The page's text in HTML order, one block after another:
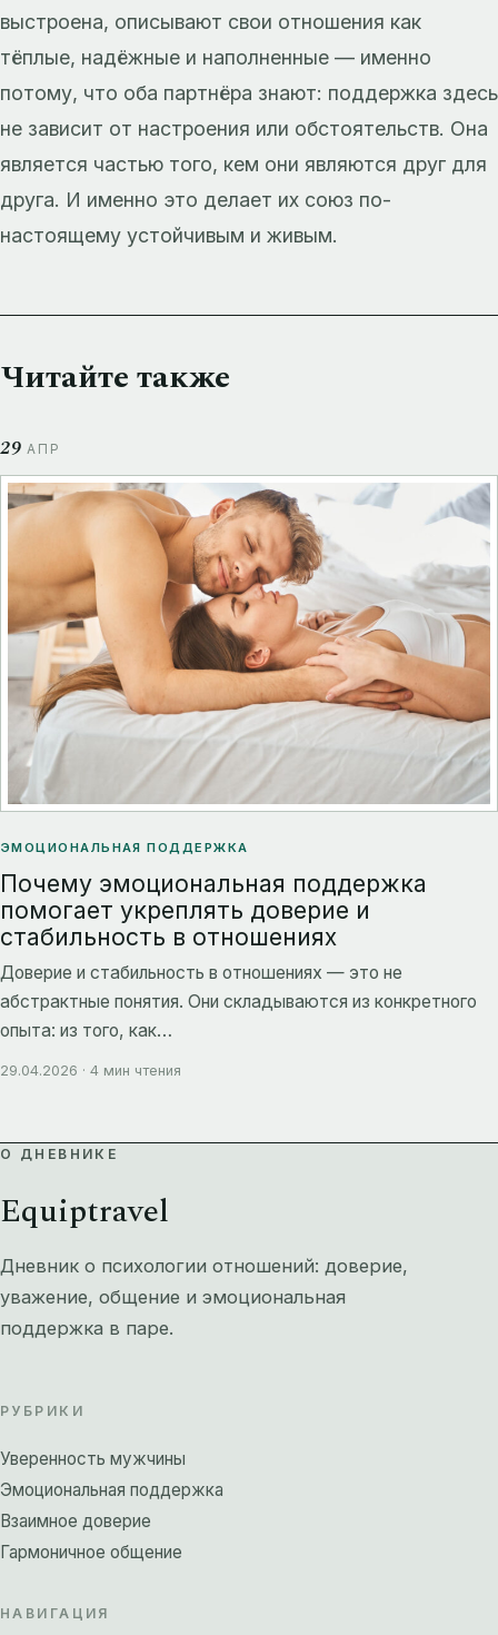
выстроена, описывают свои отношения как
тёплые, надёжные и наполненные — именно
потому, что оба партнёра знают: поддержка здесь
не зависит от настроения или обстоятельств. Она
является частью того, кем они являются друг для
друга. И именно это делает их союз по-
настоящему устойчивым и живым.
Читайте также
29 АПР
ЭМОЦИОНАЛЬНАЯ ПОДДЕРЖКА
Почему эмоциональная поддержка
помогает укреплять доверие и
стабильность в отношениях
Доверие и стабильность в отношениях — это не
абстрактные понятия. Они складываются из конкретного
опыта: из того, как…
29.04.2026 · 4 мин чтения
О ДНЕВНИКЕ
Equiptravel
Дневник о психологии отношений: доверие,
уважение, общение и эмоциональная
поддержка в паре.
РУБРИКИ
Уверенность мужчины
Эмоциональная поддержка
Взаимное доверие
Гармоничное общение
НАВИГАЦИЯ